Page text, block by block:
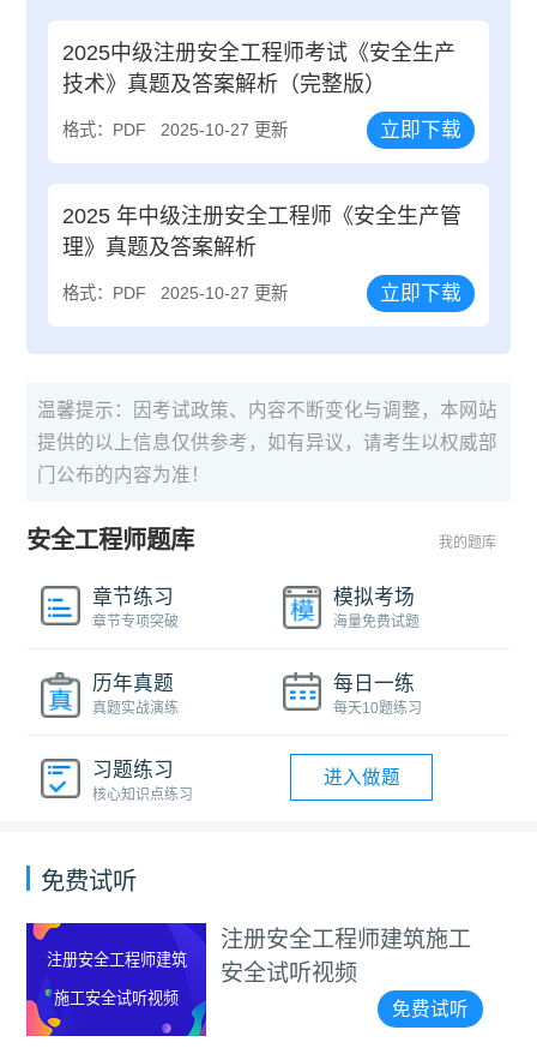
2025中级注册安全工程师考试《安全生产
技术》真题及答案解析（完整版）
格式：PDF 2025-10-27 更新 立即下载
2025 年中级注册安全工程师《安全生产管
理》真题及答案解析
格式：PDF 2025-10-27 更新 立即下载
温馨提示：因考试政策、内容不断变化与调整，本网站
提供的以上信息仅供参考，如有异议，请考生以权威部
门公布的内容为准！
安全工程师题库 我的题库
章节练习
章节专项突破
模拟考场
海量免费试题
历年真题
真题实战演练
每日一练
每天10题练习
习题练习
核心知识点练习
进入做题
免费试听
注册安全工程师建筑
施工安全试听视频
注册安全工程师建筑施工
安全试听视频
免费试听